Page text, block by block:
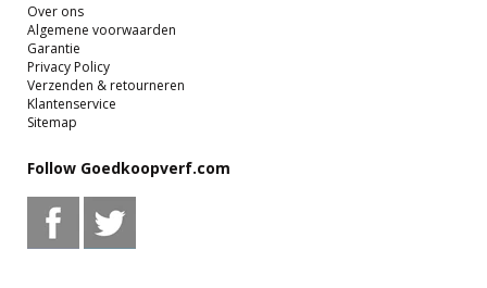
Over ons
Algemene voorwaarden
Garantie
Privacy Policy
Verzenden & retourneren
Klantenservice
Sitemap
Follow Goedkoopverf.com